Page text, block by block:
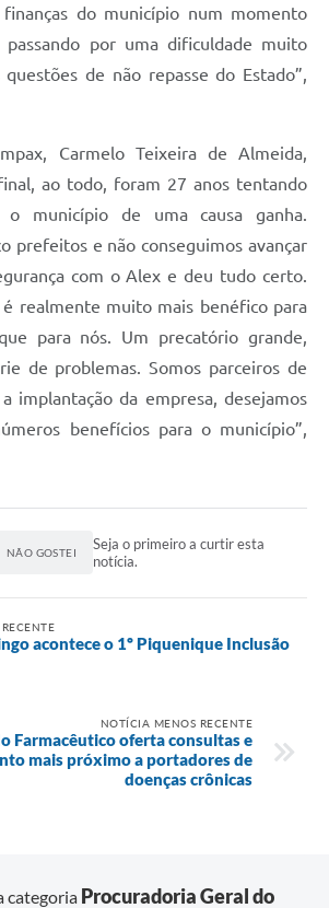
do município num momento
por uma dificuldade muito
de não repasse do Estado”,
Carmelo Teixeira de Almeida,
ao todo, foram 27 anos tentando
município de uma causa ganha.
prefeitos e não conseguimos avançar
com o Alex e deu tudo certo.
é realmente muito mais benéfico para
para nós. Um precatório grande,
de problemas. Somos parceiros de
implantação da empresa, desejamos
benefícios para o município”,
NÃO GOSTEI
Seja o primeiro a curtir esta
notícia.
acontece o 1º Piquenique Inclusão
NOTÍCIA MENOS RECENTE
Farmacêutico oferta consultas e
mais próximo a portadores de
doenças crônicas
categoria Procuradoria Geral do